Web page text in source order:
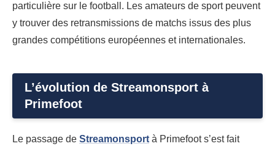
particulière sur le football. Les amateurs de sport peuvent
y trouver des retransmissions de matchs issus des plus
grandes compétitions européennes et internationales.
L’évolution de Streamonsport à
Primefoot
Le passage de Streamonsport à Primefoot s’est fait